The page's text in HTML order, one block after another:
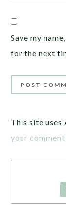
Save my
for the next
This site uses
your comment